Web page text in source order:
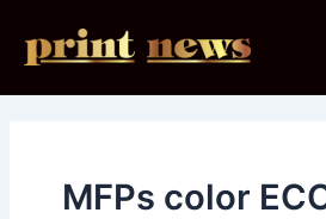
contenido
MFPs color